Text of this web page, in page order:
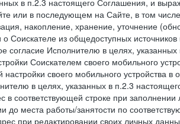
в п.2.3 настоящего Соглашения, и
или в последующем на Сайте, в том
накопление, хранение, уточнение
Соискателе из общедоступных
согласие Исполнителю в целях,
Соискателем своего мобильного
своего мобильного устройства
в целях, указанных в п.2.3
в соответствующей строке при
места работы/занятости по
при редактировании своих личных